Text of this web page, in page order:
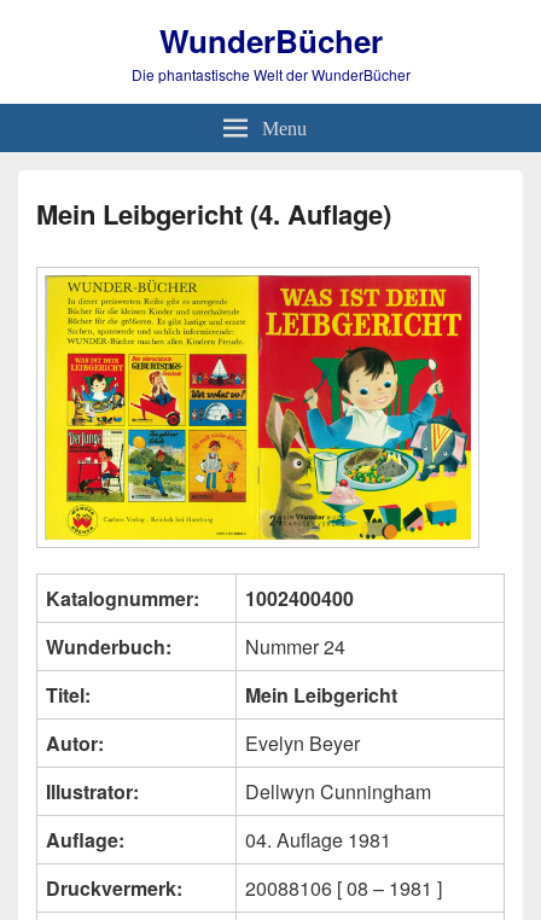
WunderBücher
Die phantastische Welt der WunderBücher
Menu
Mein Leibgericht (4. Auflage)
Katalognummer:
1002400400
Wunderbuch:
Nummer 24
Titel:
Mein Leibgericht
Autor:
Evelyn Beyer
Illustrator:
Dellwyn Cunningham
Auflage:
04. Auflage 1981
Druckvermerk:
20088106 [ 08 – 1981 ]